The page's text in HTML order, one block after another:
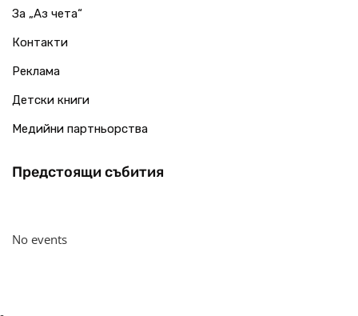
За „Аз чета“
Контакти
Реклама
Детски книги
Медийни партньорства
Предстоящи събития
No events